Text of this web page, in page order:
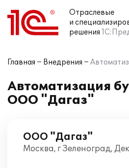
Отраслевые
и
решения
Главная Внедрения
Автоматизация
ООО "Дагаз"
ООО "Дагаз"
Москва, г Зеленоград,